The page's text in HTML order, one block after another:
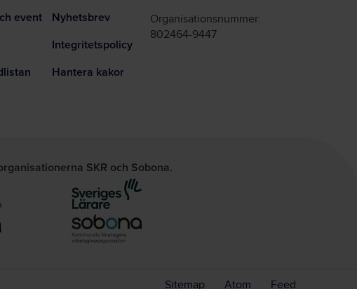
event
Nyhetsbrev
Integritetspolicy
Hantera kakor
Organisationsnummer:
802464-9447
SKR och Sobona.
Sitemap Atom Feed